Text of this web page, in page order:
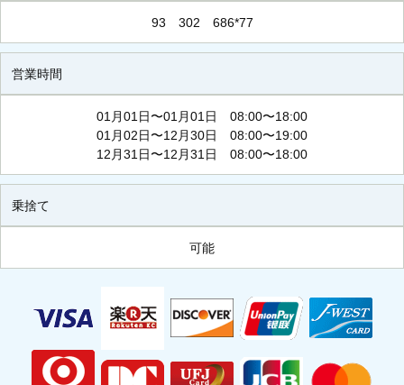
93 302 686*77
営業時間
01月01日〜01月01日 08:00〜18:00
01月02日〜12月30日 08:00〜19:00
12月31日〜12月31日 08:00〜18:00
乗捨て
可能